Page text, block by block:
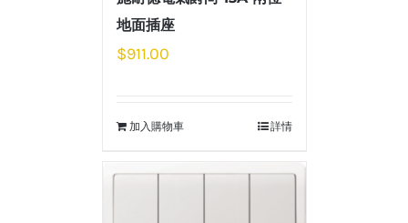
地面插座
$911.00
加入購物車 詳情